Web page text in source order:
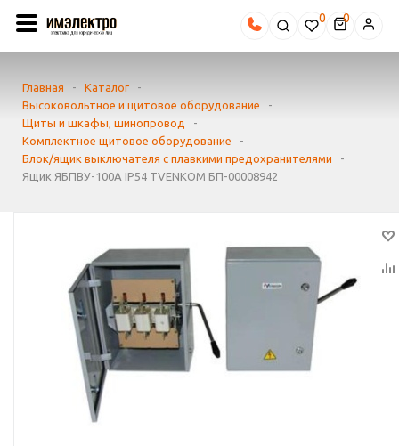
0
Главная - Каталог
-
Высоковольтное и щитовое оборудование
-
Щиты и шкафы, шинопровод
-
Комплектное щитовое оборудование
-
Блок/ящик выключателя с плавкими предохранителями
-
Ящик ЯБПВУ-100А IP54 TVENKOM БП-00008942